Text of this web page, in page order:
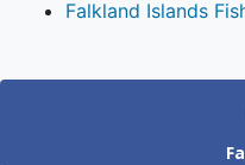
Falkland Islands